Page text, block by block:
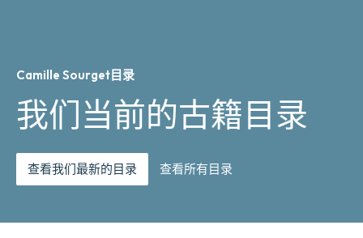
Camille Sourget目录
我们当前的古籍目录
查看我们最新的目录 查看所有目录